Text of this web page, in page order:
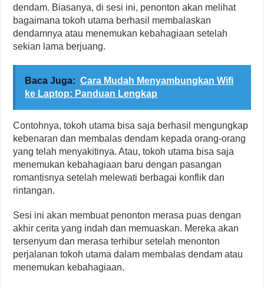
dendam. Biasanya, di sesi ini, penonton akan melihat
bagaimana tokoh utama berhasil membalaskan
dendamnya atau menemukan kebahagiaan setelah
sekian lama berjuang.
Baca Juga: Cara Mudah Menyambungkan Wifi
ke Laptop: Panduan Lengkap
Contohnya, tokoh utama bisa saja berhasil mengungkap
kebenaran dan membalas dendam kepada orang-orang
yang telah menyakitinya. Atau, tokoh utama bisa saja
menemukan kebahagiaan baru dengan pasangan
romantisnya setelah melewati berbagai konflik dan
rintangan.
Sesi ini akan membuat penonton merasa puas dengan
akhir cerita yang indah dan memuaskan. Mereka akan
tersenyum dan merasa terhibur setelah menonton
perjalanan tokoh utama dalam membalas dendam atau
menemukan kebahagiaan.